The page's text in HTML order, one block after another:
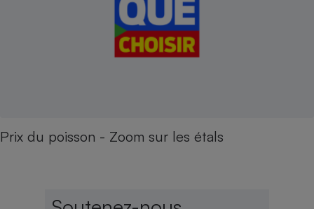
Prix du poisson - Zoom sur les étals